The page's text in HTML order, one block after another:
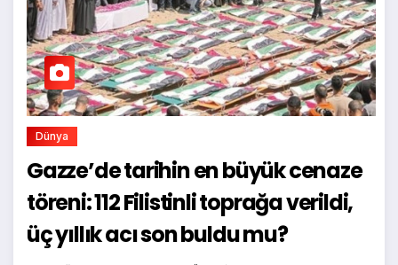
Dünya
Gazze’de tarihin en büyük cenaze
töreni: 112 Filistinli toprağa verildi,
üç yıllık acı son buldu mu?